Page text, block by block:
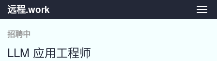
远
远程.work
招聘中
LLM 应用工程师